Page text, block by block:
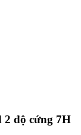
2 độ cứng 7H